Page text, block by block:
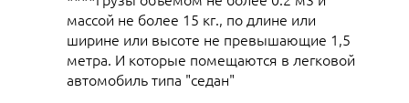
массой не более 15 кг., по длине или
ширине или высоте не превышающие 1,5
метра. И которые помещаются в легковой
автомобиль типа "седан"